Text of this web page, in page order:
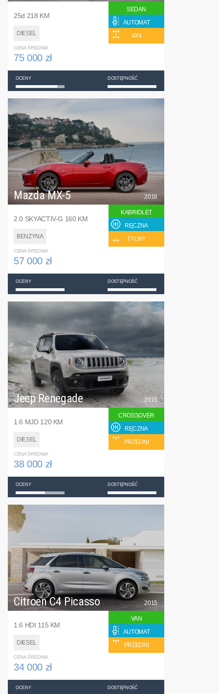
25d 218 KM
DIESEL
SEDAN
AUTOMAT
4X4
CENA ŚREDNIA
75 000 zł
OCENY DOSTĘPNOŚĆ
Mazda MX-5
2.0 SKYACTIV-G 160 KM
BENZYNA
2016
KABRIOLET
RĘCZNA
TYLNY
CENA ŚREDNIA
57 000 zł
OCENY DOSTĘPNOŚĆ
Jeep Renegade
1.6 MJD 120 KM
DIESEL
2015
CROSSOVER
RĘCZNA
PRZEDNI
CENA ŚREDNIA
38 000 zł
OCENY DOSTĘPNOŚĆ
Citroen C4 Picasso
1.6 HDI 115 KM
DIESEL
2015
VAN
AUTOMAT
PRZEDNI
CENA ŚREDNIA
34 000 zł
OCENY DOSTĘPNOŚĆ